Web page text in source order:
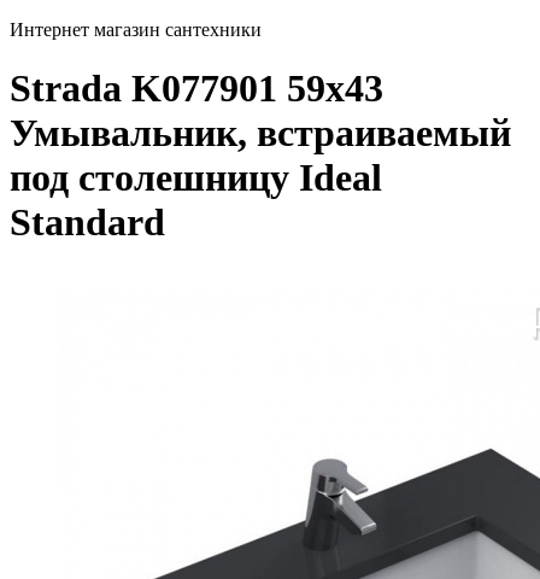
Интернет магазин сантехники
Strada K077901 59x43
Умывальник, встраиваемый
под столешницу Ideal
Standard